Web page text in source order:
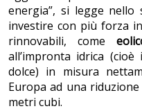
energia”, si legge nello
investire con più forza
rinnovabili, come
all’impronta idrica
dolce) in misura
Europa ad una
metri cubi.